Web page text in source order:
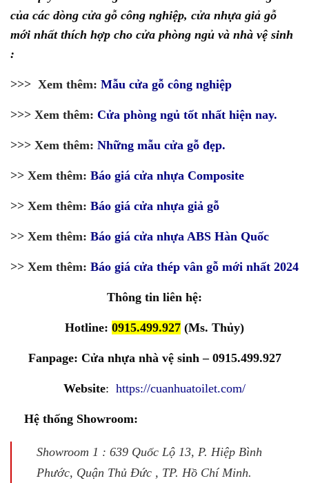
của các dòng cửa gỗ công nghiệp, cửa nhựa giả gỗ
mới nhất thích hợp cho cửa phòng ngủ và nhà vệ sinh
:
>>> Xem thêm: Mẫu cửa gỗ công nghiệp
>>> Xem thêm: Cửa phòng ngủ tốt nhất hiện nay.
>>> Xem thêm: Những mẫu cửa gỗ đẹp.
>> Xem thêm: Báo giá cửa nhựa Composite
>> Xem thêm: Báo giá cửa nhựa giả gỗ
>> Xem thêm: Báo giá cửa nhựa ABS Hàn Quốc
>> Xem thêm: Báo giá cửa thép vân gỗ mới nhất 2024
Thông tin liên hệ:
Hotline: 0915.499.927 (Ms. Thủy)
Fanpage: Cửa nhựa nhà vệ sinh – 0915.499.927
Website: https://cuanhuatoilet.com/
Hệ thống Showroom:
Showroom 1 : 639 Quốc Lộ 13, P. Hiệp Bình
Phước, Quận Thủ Đức , TP. Hồ Chí Minh.